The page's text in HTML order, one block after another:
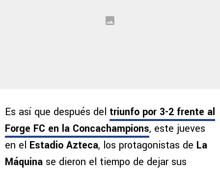
Es así que después del triunfo por 3-2 frente al
Forge FC en la Concachampions, este jueves
en el Estadio Azteca, los protagonistas de La
Máquina se dieron el tiempo de dejar sus